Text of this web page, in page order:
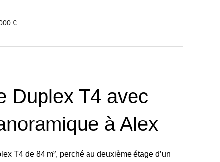
€
Duplex T4 avec
à Alex
T4 de 84 m², perché au deuxième étage d’un